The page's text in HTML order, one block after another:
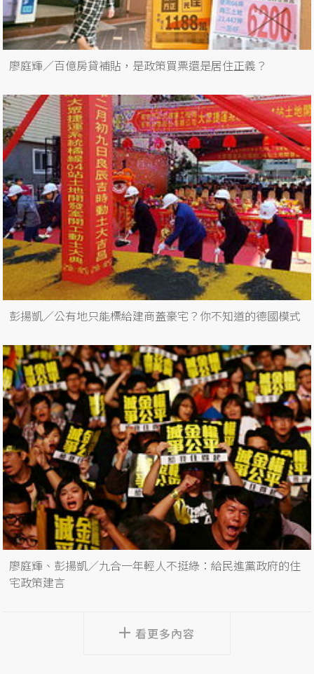
廖庭輝／百億房貸補貼，是政策買票還是居住正義？
彭揚凱／公有地只能標給建商蓋豪宅？你不知道的德國模式
廖庭輝、彭揚凱／九合一年輕人不挺綠：給民進黨政府的住
宅政策建言
看更多內容